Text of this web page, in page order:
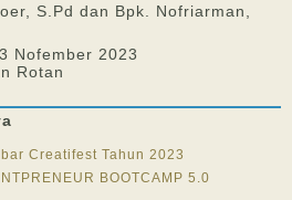
S.Pd dan Bpk. Nofriarman,
Nofember 2023
Rotan
Creatifest Tahun 2023
BOOTCAMP 5.0